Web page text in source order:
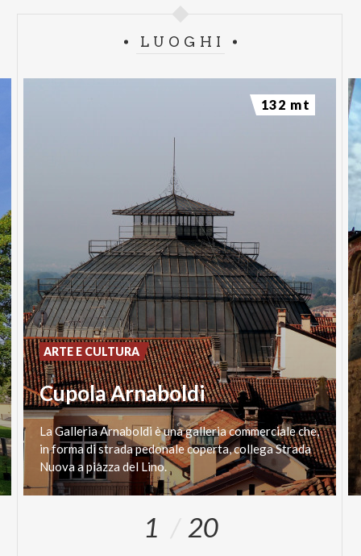
LUOGHI
Cupola Arnaboldi
La Galleria Arnaboldi è una galleria commerciale che,
in forma di strada pedonale coperta, collega Strada
Nuova a piazza del Lino.
ARTE E CULTURA
132 mt
1 20